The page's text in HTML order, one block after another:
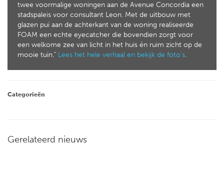
twee voormalige woningen aan de Avenue Concordia een
stadspaleis voor consultant Leon. Met de uitbouw met
glazen pui aan de achterkant van de woning realiseerde
FOAM een echte eyecatcher die bovendien zorgt voor
een welkome zee van licht in het huis én ruim zicht op de
mooie tuin." Lees het hele verhaal en bekijk de foto's.
Categorieën
Gerelateerd nieuws